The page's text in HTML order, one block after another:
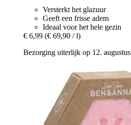
Versterkt het glazuur
Geeft een frisse adem
Ideaal voor het hele gezin
€ 6,99 (€ 69,90 / l)
Bezorging uiterlijk op 12. augustus